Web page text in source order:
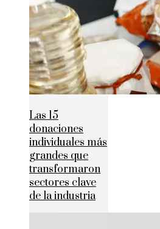
Las 15
donaciones
individuales más
grandes que
transformaron
sectores clave
de la industria